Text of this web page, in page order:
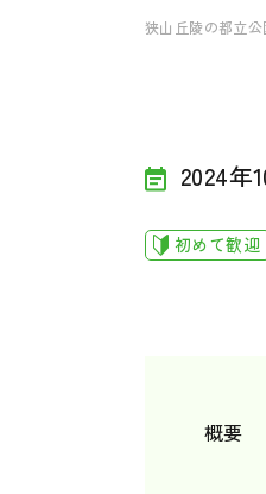
狭山丘陵の都立公
2024年
初めて歓迎
概要